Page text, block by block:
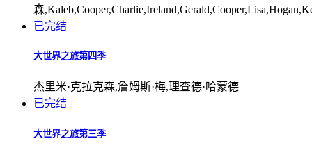
森
已完结
大世界之旅第四季
杰里米·克拉克森,詹姆斯·梅,理查德·哈蒙德
已完结
大世界之旅第三季